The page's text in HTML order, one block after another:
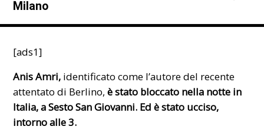
Milano
[ads1]
Anis Amri, identificato come l’autore del recente
attentato di Berlino, è stato bloccato nella notte in
Italia, aSesto San Giovanni. Ed è stato ucciso,
intorno alle 3.